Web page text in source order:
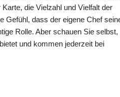
die Vielzahl und Vielfalt der
Gefühl, dass der eigene Chef
Rolle. Aber schauen Sie selbst,
und kommen jederzeit bei